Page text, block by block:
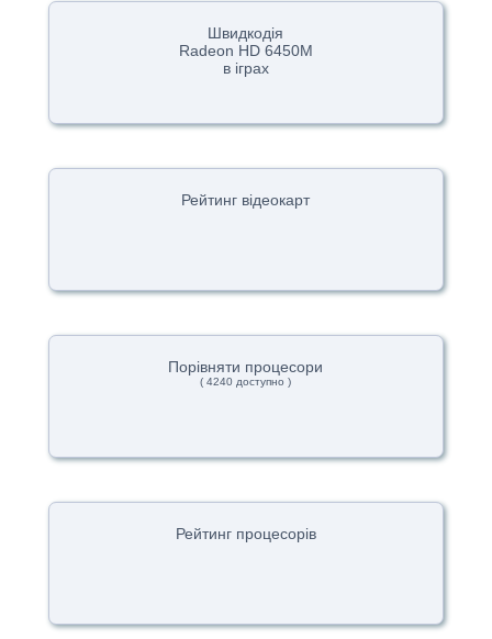
Швидкодія
Radeon HD 6450M
в іграх
Рейтинг відеокарт
Порівняти процесори
( 4240 доступно )
Рейтинг процесорів